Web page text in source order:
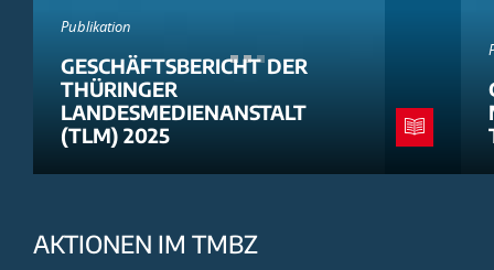
Publikation
GESCHÄFTSBERICHT DER
THÜRINGER
LANDESMEDIENANSTALT
(TLM) 2025
AKTIONEN IM TMBZ